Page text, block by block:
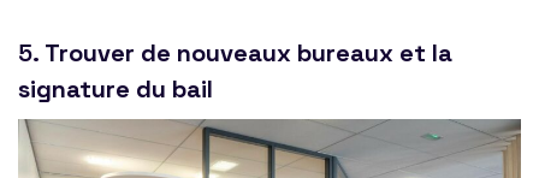
5. Trouver de nouveaux bureaux et la
signature du bail